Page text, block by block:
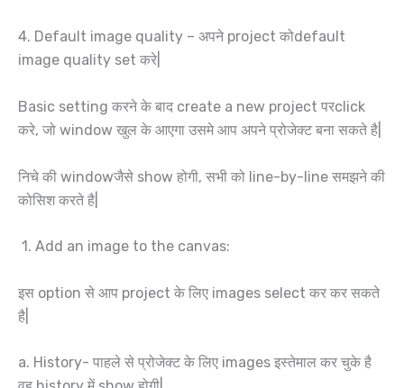
4. Default image quality – अपने project कोdefault
image quality set करे|
Basic setting करने के बाद create a new project परclick
करे, जो window खुल के आएगा उसमे आप अपने प्रोजेक्ट बना सकते है|
निचे की windowजैसे show होगी, सभी को line-by-line समझने की
कोसिश करते है|
1. Add an image to the canvas:
इस option से आप project के लिए images select कर कर सकते
है|
a. History- पाहले से प्रोजेक्ट के लिए images इस्तेमाल कर चुके है